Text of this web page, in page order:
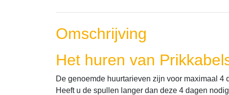
Omschrijving
Het huren van
De genoemde huurtarieven zijn voor maximaal 4
Heeft u de spullen langer dan deze 4 dagen